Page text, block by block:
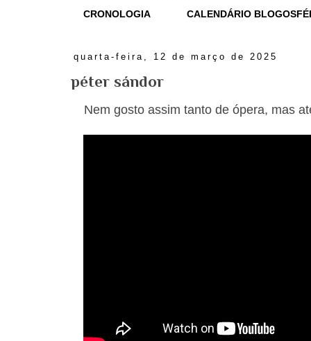
CRONOLOGIA
CALENDÁRIO
quarta-feira, 12 de março de 2025
péter sándor
Nem gosto assim tanto de ópera, mas